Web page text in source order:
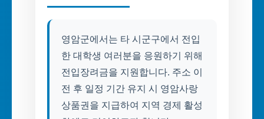
영암군에서는 타 시군구에서 전입
한 대학생 여러분을 응원하기 위해
전입장려금을 지원합니다. 주소 이
전 후 일정 기간 유지 시 영암사랑
상품권을 지급하여 지역 경제 활성